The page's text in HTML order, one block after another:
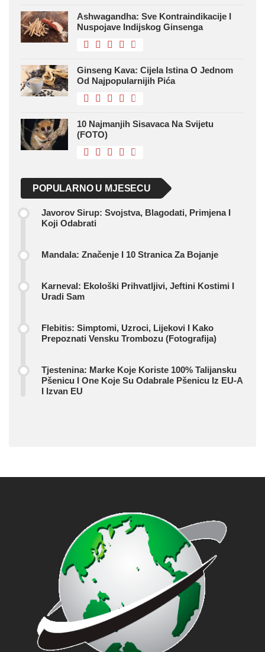
Ashwagandha: Sve Kontraindikacije I
Nuspojave Indijskog Ginsenga
Ginseng Kava: Cijela Istina O Jednom
Od Najpopularnijih Pića
10 Najmanjih Sisavaca Na Svijetu
(FOTO)
POPULARNO U MJESECU
Javorov Sirup: Svojstva, Blagodati, Primjena I
Koji Odabrati
Mandala: Značenje I 10 Stranica Za Bojanje
Karneval: Ekološki Prihvatljivi, Jeftini Kostimi I
Uradi Sam
Flebitis: Simptomi, Uzroci, Lijekovi I Kako
Prepoznati Vensku Trombozu (fotografija)
Tjestenina: Marke Koje Koriste 100% Talijansku
Pšenicu I One Koje Su Odabrale Pšenicu Iz EU-A
I Izvan EU